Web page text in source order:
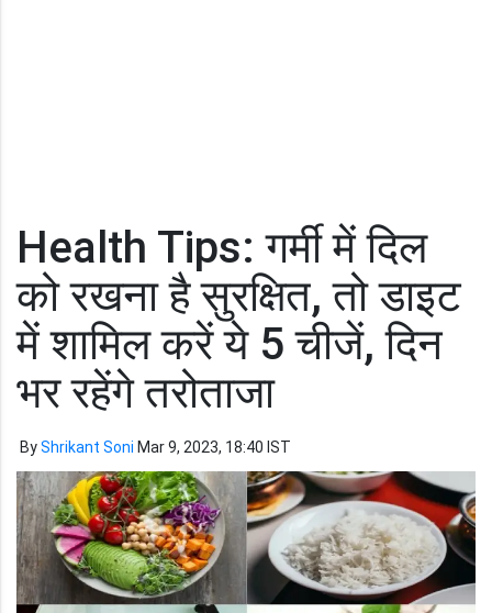
Health Tips: गर्मी में दिल
को रखना है सुरक्षित, तो डाइट
में शामिल करें ये 5 चीजें, दिन
भर रहेंगे तरोताजा
ByShrikant Soni Mar 9, 2023, 18:40 IST